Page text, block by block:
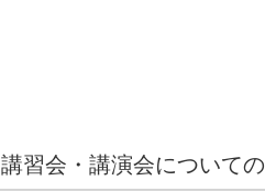
講習会・講演会についての